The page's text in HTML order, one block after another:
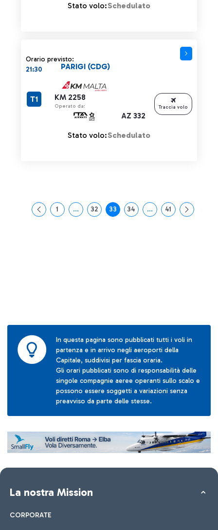
Stato volo:Schedulato
Orario previsto:
21:30
KM 2258
Operato da:
AZ 332
PARIGI (CDG)
T1
Stato volo:Schedulato
Traccia volo
Pagina
1 ...Pagine intermedie Use TAB to navigate.
Pagina
32 Pagina
33 Pagina
34 ...Pagine intermedie
Pagina
41
In questa pagina sono pubblicati tutti i voli in
partenza e in arrivo negli aeroporti della
Capitale, suddivisi per fascia oraria.
Gli orari pubblicati sono di responsabilità delle
singole compagnie aeree operanti sullo scalo e
possono essere soggetti a variazioni senza
preavviso da parte delle stesse.
La nostra Mission
CORPORATE